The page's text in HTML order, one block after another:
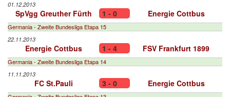
01.12.2013
SpVgg Greuther Fürth 1 - 0 Energie Cottbus
Germania - Zweite Bundesliga Etapa 15
22.11.2013
Energie Cottbus 1 - 4 FSV Frankfurt 1899
Germania - Zweite Bundesliga Etapa 14
11.11.2013
FC St.Pauli 3 - 0 Energie Cottbus